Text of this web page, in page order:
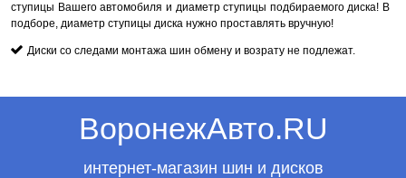
ступицы Вашего автомобиля и диаметр ступицы подбираемого диска! В
подборе, диаметр ступицы диска нужно проставлять вручную!
Диски со следами монтажа шин обмену и возрату не подлежат.
ВоронежАвто.RU
интернет-магазин шин и дисков